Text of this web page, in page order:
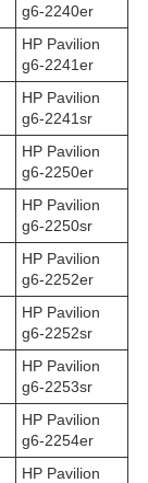
g6-2240er
HP Pavilion
g6-2241er
HP Pavilion
g6-2241sr
HP Pavilion
g6-2250er
HP Pavilion
g6-2250sr
HP Pavilion
g6-2252er
HP Pavilion
g6-2252sr
HP Pavilion
g6-2253sr
HP Pavilion
g6-2254er
HP Pavilion